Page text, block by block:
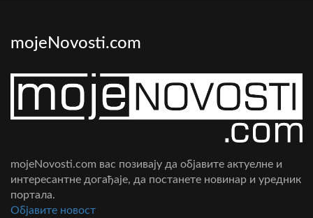
mojeNovosti.com
mojeNovosti.com вас позивају да објавите актуелне и
интересантне догађаје, да постанете новинар и уредник
портала.
Oбјавите новост